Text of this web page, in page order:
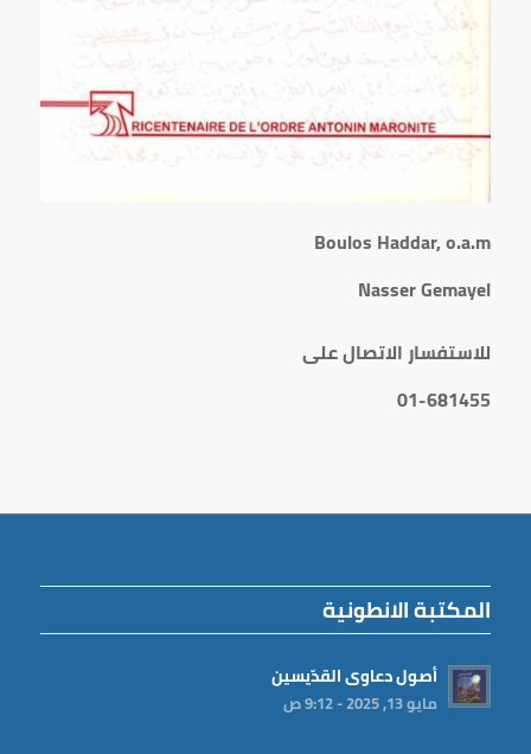
Boulos Haddar, o.a.m
Nasser Gemayel
للاستفسار الاتصال على
01-681455
المكتبة الانطونية
أصول دعاوى القدّيسين
مايو 13, 2025 - 9:12 ص